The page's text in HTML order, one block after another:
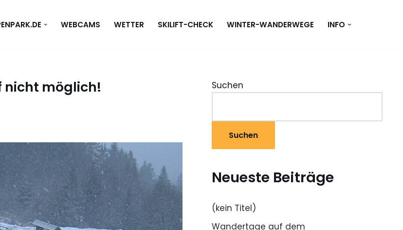
WEBCAMS WETTER SKILIFT-CHECK WINTER-WANDERWEGE INFO
nicht möglich! Suchen
Suchen
Neueste Beiträge
(kein Titel)
Wandertage auf dem